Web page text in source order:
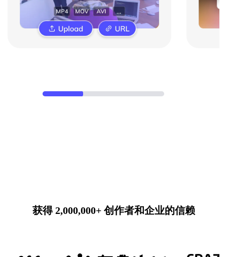
获得 2,000,000+ 创作者和企业的信赖